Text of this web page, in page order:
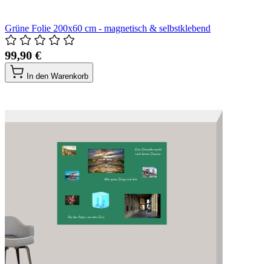
Grüne Folie 200x60 cm - magnetisch & selbstklebend
99,90 €
In den Warenkorb